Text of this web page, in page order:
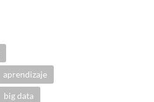
aprendizaje
big data